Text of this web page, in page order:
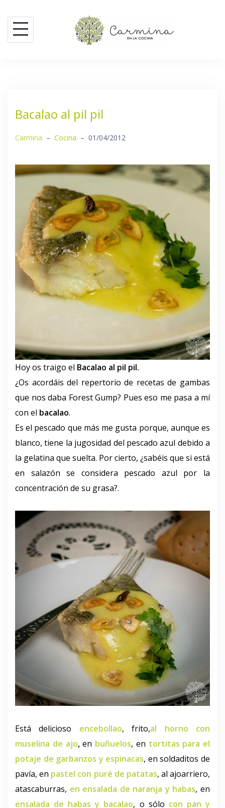
contenido
Bacalao al pil pil
Carmina – Cocina – 01/04/2012
Hoy os traigo el Bacalao al pil pil.
¿Os acordáis del repertorio de recetas de gambas
que nos daba Forest Gump? Pues eso me pasa a mí
con el bacalao.
Es el pescado que más me gusta porque, aunque es
blanco, tiene la jugosidad del pescado azul debido a
la gelatina que suelta. Por cierto, ¿sabéis que si está
en salazón se considera pescado azul por la
concentración de su grasa?.
Está delicioso encebollao, frito,al horno con
muselina de ajo,en buñuelos, en tortitas para el
potaje de garbanzos y espinacas, en soldaditos de
pavía, en pastel con puré de patatas, al ajoarriero,
atascaburras, en ensalada de naranja y habas, en
ensalada de habas y bacalao, o sólo con pan y